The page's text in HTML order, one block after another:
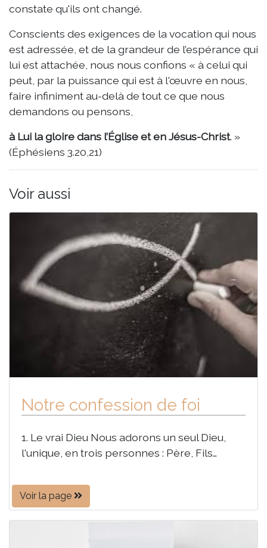
constate qu'ils ont changé.
Conscients des exigences de la vocation qui nous
est adressée, et de la grandeur de l’espérance qui
lui est attachée, nous nous confions « à celui qui
peut, par la puissance qui est à l'œuvre en nous,
faire infiniment au-delà de tout ce que nous
demandons ou pensons,
à Lui la gloire dans l’Église et en Jésus-Christ. »
(Éphésiens 3.20,21)
Voir aussi
Notre confession de foi
1. Le vrai Dieu Nous adorons un seul Dieu,
l'unique, en trois personnes : Père, Fils…
Voir la page